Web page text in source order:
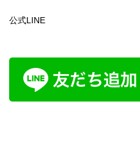
公式LINE